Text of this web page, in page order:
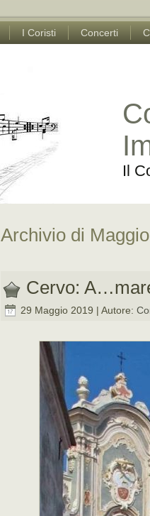
I Coristi Concerti
Il
Archivio di
Cervo:
29 Maggio 2019 | Autore: